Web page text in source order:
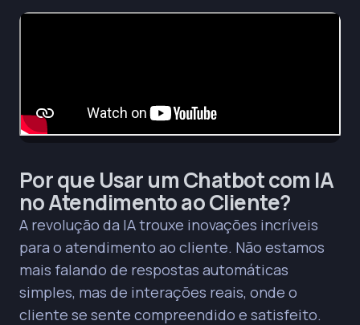
Por que Usar um Chatbot com IA
no Atendimento ao Cliente?
A revolução da IA trouxe inovações incríveis
para o atendimento ao cliente. Não estamos
mais falando de respostas automáticas
simples, mas de interações reais, onde o
cliente se sente compreendido e satisfeito.